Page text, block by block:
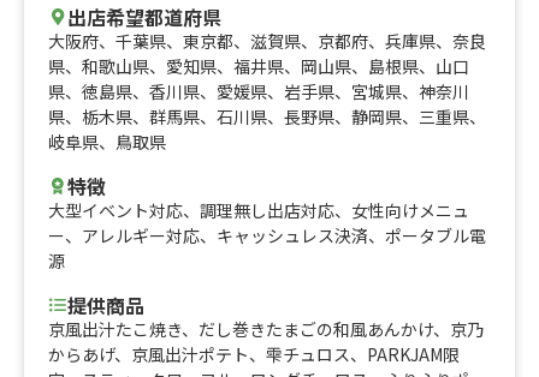
出店希望都道府県
大阪府、 千葉県、 東京都、 滋賀県、 京都府、 兵庫県、 奈良
県、 和歌山県、 愛知県、 福井県、 岡山県、 島根県、 山口
県、 徳島県、 香川県、 愛媛県、 岩手県、 宮城県、 神奈川
県、 栃木県、 群馬県、 石川県、 長野県、 静岡県、 三重県、
岐阜県、 鳥取県
特徴
大型イベント対応、 調理無し出店対応、 女性向けメニュ
ー、 アレルギー対応、 キャッシュレス決済、 ポータブル電
源
提供商品
京風出汁たこ焼き、だし巻きたまごの和風あんかけ、京乃
からあげ、京風出汁ポテト、雫チュロス、PARKJAM限